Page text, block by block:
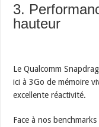
3.
hauteur
Le Qualcomm
ici à 3Go de mémoire
excellente réactivité.
Face à nos